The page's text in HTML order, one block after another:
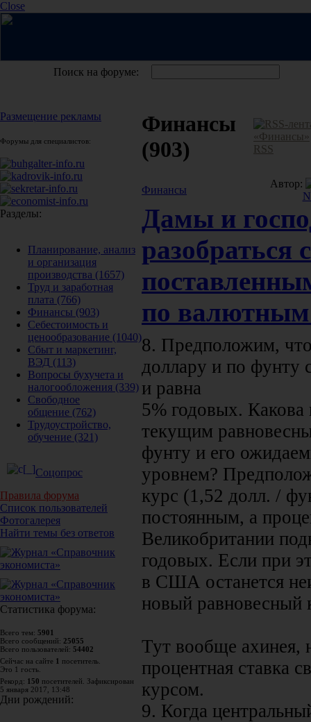
Close
Поиск на форуме:
Размещение рекламы
Форумы для специалистов:
Разделы:
Планирование, анализ
и организация
производства (1657)
Труд и заработная
плата (766)
Финансы (903)
Себестоимость и
ценообразование (1040)
Сбыт и маркетинг,
ВЭД (113)
Вопросы бухучета и
налогообложения (339)
Свободное
общение (762)
Трудоустройство,
обучение (321)
Соцопрос
Правила форума
Список пользователей
Фотогалерея
Найти темы без ответов
Статистика форума:
Всего тем: 5901
Всего сообщений: 25055
Всего пользователей: 54402
Сейчас на сайте 1 посетитель.
Это 1 гость.
Рекорд: 150 посетителей. Зафиксирован
5 января 2017, 13:48
Дни рождений:
Финансы
(903)
RSS
Финансы
Автор:
Дамы и
разобраться с
по
8. Предположим,
доллару и по фунту
и равна
5% годовых.
текущим
фунту и его
уровнем?
курс (1,52 долл. /
постоянным, а
Великобритании
годовых. Если при
в США останется
новый равновесный
Тут вообще ахинея,
процентная ставка
курсом.
9. Когда